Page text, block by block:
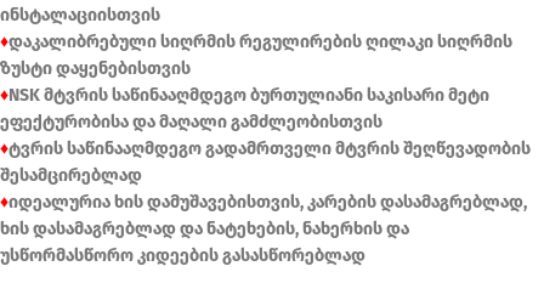
ინსტალაციისთვის
♦დაკალიბრებული სიღრმის რეგულირების ღილაკი სიღრმის
ზუსტი დაყენებისთვის
♦NSK მტვრის საწინააღმდეგო ბურთულიანი საკისარი მეტი
ეფექტურობისა და მაღალი გამძლეობისთვის
♦ტვრის საწინააღმდეგო გადამრთველი მტვრის შეღწევადობის
შესამცირებლად
♦იდეალურია ხის დამუშავებისთვის, კარების დასამაგრებლად,
ხის დასამაგრებლად და ნატეხების, ნახერხის და
უსწორმასწორო კიდეების გასასწორებლად